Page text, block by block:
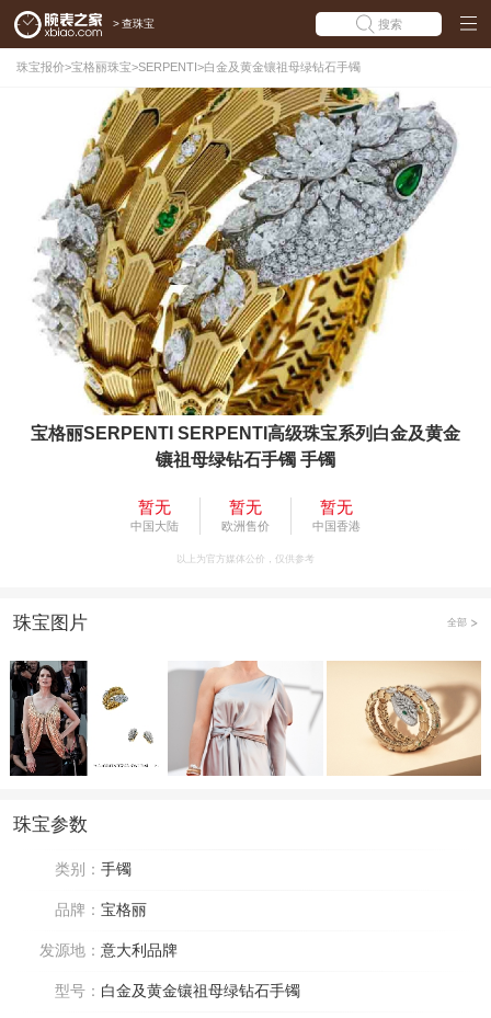
> 查珠宝 搜索
珠宝报价>宝格丽珠宝>SERPENTI>白金及黄金镶祖母绿钻石手镯
宝格丽SERPENTI SERPENTI高级珠宝系列白金及黄金
镶祖母绿钻石手镯 手镯
暂无
中国大陆
暂无
欧洲售价
暂无
中国香港
以上为官方媒体公价，仅供参考
珠宝图片 全部
珠宝参数
类别： 手镯
品牌： 宝格丽
发源地： 意大利品牌
型号： 白金及黄金镶祖母绿钻石手镯